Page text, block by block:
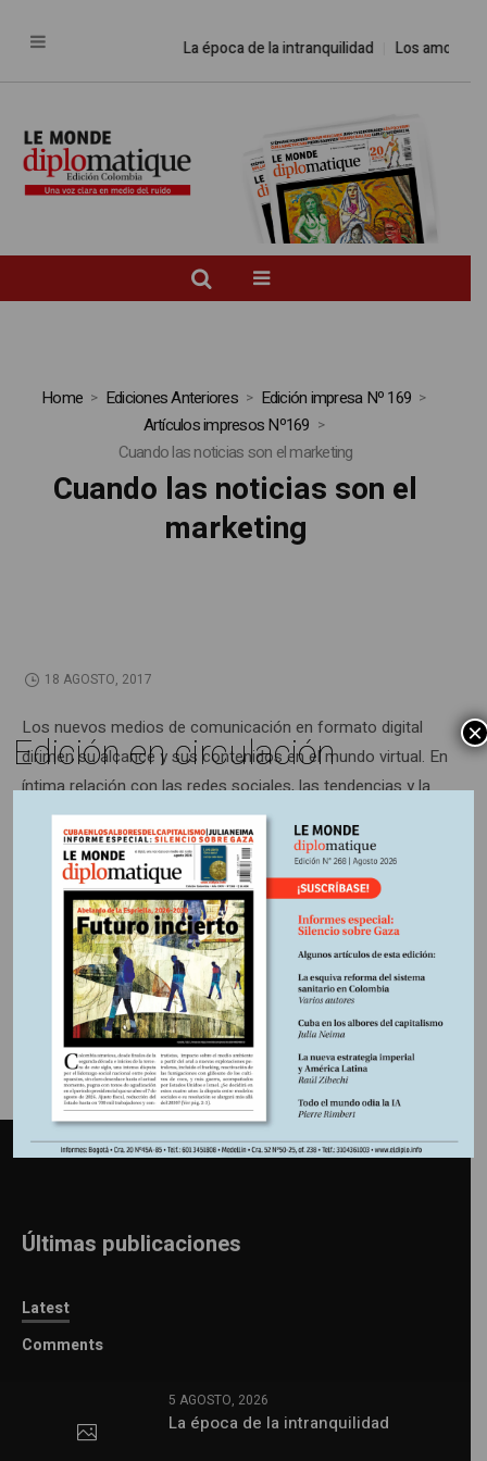
La época de la intranquilidad Los amos del
Home Ediciones Anteriores
Edición impresa Nº 169
Artículos impresos Nº169
Cuando las noticias son el marketing
Cuando las noticias son el
marketing
18 AGOSTO, 2017
Los nuevos medios de comunicación en formato digital
dirimen su alcance y sus contenidos en el mundo virtual. En
íntima relación con las redes sociales, las tendencias y la
instantaneidad ponen en jaque la responsabilidad
periodística y su credibilidad.
Información adicional
Últimas publicaciones
Latest
Comments
5 AGOSTO, 2026
La época de la intranquilidad
Edición en circulación ×